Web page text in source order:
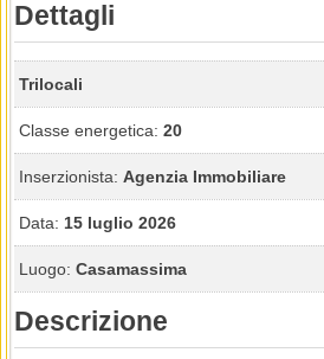
Dettagli
Trilocali
Classe energetica: 20
Inserzionista: Agenzia Immobiliare
Data: 15 luglio 2026
Luogo: Casamassima
Descrizione